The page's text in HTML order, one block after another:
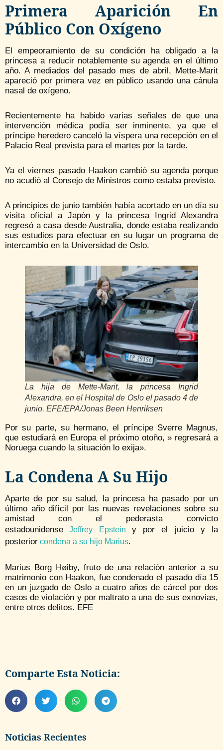
Noticias Recientes
Primera Aparición En
Público Con Oxígeno
El empeoramiento de su condición ha obligado a la
princesa a reducir notablemente su agenda en el último
año. A mediados del pasado mes de abril, Mette-Marit
apareció por primera vez en público usando una cánula
nasal de oxígeno.
Recientemente ha habido varias señales de que una
intervención médica podía ser inminente, ya que el
príncipe heredero canceló la víspera una recepción en el
Palacio Real prevista para el martes por la tarde.
Ya el viernes pasado Haakon cambió su agenda porque
no acudió al Consejo de Ministros como estaba previsto.
A principios de junio también había acortado en un día su
visita oficial a Japón y la princesa Ingrid Alexandra
regresó a casa desde Australia, donde estaba realizando
sus estudios para efectuar en su lugar un programa de
intercambio en la Universidad de Oslo.
La hija de Mette-Marit, la princesa Ingrid
Alexandra, en el Hospital de Oslo el pasado 4 de
junio. EFE/EPA/Jonas Been Henriksen
Por su parte, su hermano, el príncipe Sverre Magnus,
que estudiará en Europa el próximo otoño, » regresará a
Noruega cuando la situación lo exija».
La Condena A Su Hijo
Aparte de por su salud, la princesa ha pasado por un
último año difícil por las nuevas revelaciones sobre su
amistad con el pederasta convicto
estadounidense Jeffrey Epstein y por el juicio y la
posterior condena a su hijo Marius.
Marius Borg Høiby, fruto de una relación anterior a su
matrimonio con Haakon, fue condenado el pasado día 15
en un juzgado de Oslo a cuatro años de cárcel por dos
casos de violación y por maltrato a una de sus exnovias,
entre otros delitos. EFE
Comparte Esta Noticia: